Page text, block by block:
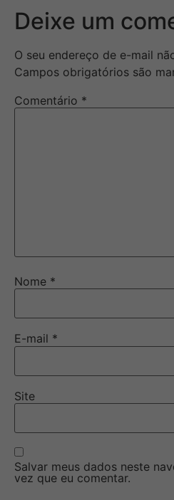
Deixe um
O seu endereço de e-mail
Campos obrigatórios são
Comentário *
Nome *
E-mail *
Site
Salvar meus dados neste
vez que eu comentar.